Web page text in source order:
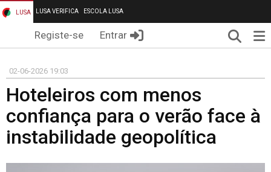
LUSA LUSA VERIFICA ESCOLA LUSA
Registe-se Entrar
02-06-2026 19:03
Hoteleiros com menos
confiança para o verão face à
instabilidade geopolítica